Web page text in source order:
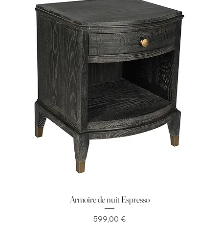
Armoire de nuit Espresso
Prix
599,00 €